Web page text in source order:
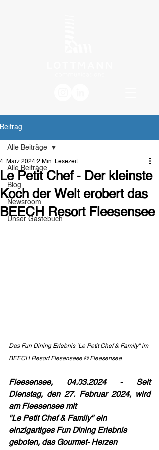
Beitrag
Alle Beiträge
Blog
Newsroom
Unser Gästebuch
Alle Beiträge
Le Petit Chef - Der kleinste
Koch der Welt erobert das
BEECH Resort Fleesensee
4. März 2024 2 Min. Lesezeit
Das Fun Dining Erlebnis "Le Petit Chef & Family" im
BEECH Resort Flesenseee © Fleesensee
Fleesensee, 04.03.2024 - Seit
Dienstag, den 27. Februar 2024, wird
am Fleesensee mit
"Le Petit Chef & Family" ein
einzigartiges Fun Dining Erlebnis
geboten, das Gourmet- Herzen